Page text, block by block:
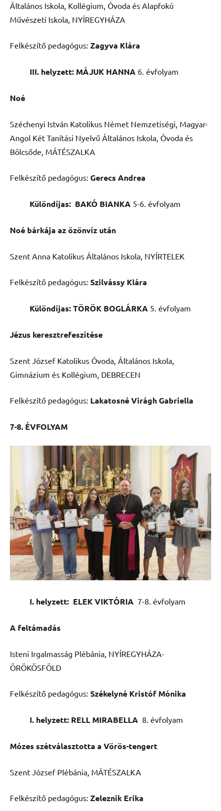
Általános Iskola, Kollégium, Óvoda és Alapfokú
Művészeti Iskola, NYÍREGYHÁZA
Felkészítő pedagógus: Zagyva Klára
III. helyzett: MÁJUK HANNA 6. évfolyam
Noé
Széchenyi István Katolikus Német Nemzetiségi, Magyar-
Angol Két Tanítási Nyelvű Általános Iskola, Óvoda és
Bölcsőde, MÁTÉSZALKA
Felkészítő pedagógus: Gerecs Andrea
Különdíjas: BAKÓ BIANKA 5-6. évfolyam
Noé bárkája az özönvíz után
Szent Anna Katolikus Általános Iskola, NYÍRTELEK
Felkészítő pedagógus: Szilvássy Klára
Különdíjas: TÖRÖK BOGLÁRKA 5. évfolyam
Jézus keresztrefeszítése
Szent József Katolikus Óvoda, Általános Iskola,
Gimnázium és Kollégium, DEBRECEN
Felkészítő pedagógus: Lakatosné Virágh Gabriella
7-8. ÉVFOLYAM
I. helyzett: ELEK VIKTÓRIA 7-8. évfolyam
A feltámadás
Isteni Irgalmasság Plébánia, NYÍREGYHÁZA-
ÖRÖKÖSFÖLD
Felkészítő pedagógus: Székelyné Kristóf Mónika
I. helyzett: RELL MIRABELLA 8. évfolyam
Mózes szétválasztotta a Vörös-tengert
Szent József Plébánia, MÁTÉSZALKA
Felkészítő pedagógus: Zeleznik Erika